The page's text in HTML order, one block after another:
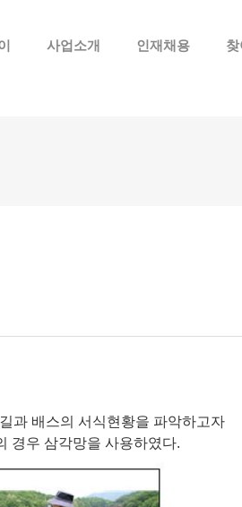
사업소개 인재채용
과 배스의 서식현황을 파악하고자
경우 삼각망을 사용하였다.